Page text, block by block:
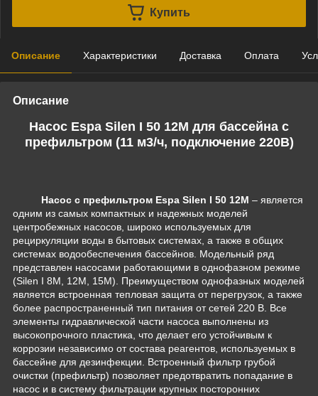
Купить
Описание Характеристики Доставка Оплата
Описание
Насос Espa Silen I 50 12M для бассейна c
префильтром (11 м3/ч, подключение 220В)
Насос с префильтром Espa Silen I 50 12M – является
одним из самых компактных и надежных моделей
центробежных насосов, широко используемых для
рециркуляции воды в бытовых системах, а также в общих
системах водообеспечения бассейнов. Модельный ряд
представлен насосами работающими в однофазном режиме
(Silen I 8M, 12M, 15M). Преимуществом однофазных моделей
является встроенная тепловая защита от перегрузок, а также
более распространенный тип питания от сетей 220 В. Все
элементы гидравлической части насоса выполнены из
высокопрочного пластика, что делает его устойчивым к
коррозии независимо от состава реагентов, используемых в
бассейне для дезинфекции. Встроенный фильтр грубой
очистки (префильтр) позволяет предотвратить попадание в
насос и в систему фильтрации крупных посторонних